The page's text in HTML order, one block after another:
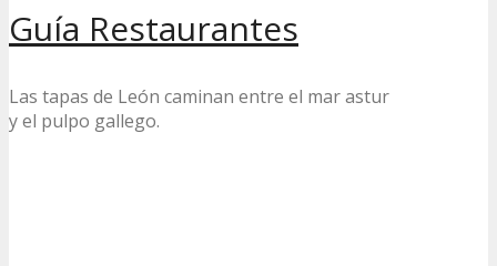
Guía Restaurantes
Las tapas de León caminan entre el mar astur
y el pulpo gallego.